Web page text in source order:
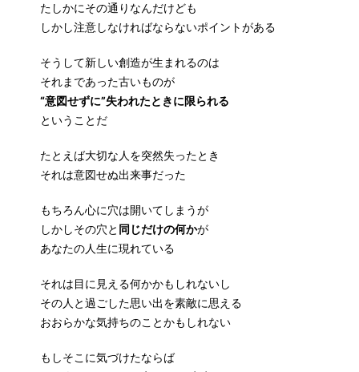
たしかにその通りなんだけども
しかし注意しなければならないポイントがある
そうして新しい創造が生まれるのは
それまであった古いものが
“意図せずに”失われたときに限られる
ということだ
たとえば大切な人を突然失ったとき
それは意図せぬ出来事だった
もちろん心に穴は開いてしまうが
しかしその穴と 同じだけの何かが
あなたの人生に現れている
それは目に見える何かかもしれないし
その人と過ごした思い出を素敵に思える
おおらかな気持ちのことかもしれない
もしそこに気づけたならば